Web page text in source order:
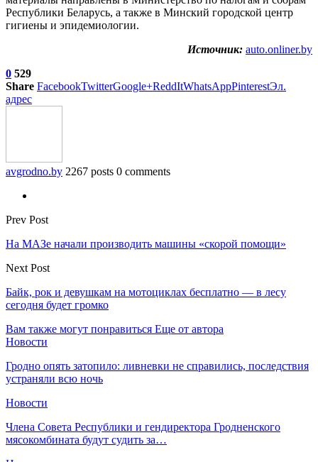
Республики Беларусь, а также в Минский городской центр
гигиены и эпидемиологии.
Источник: auto.onliner.by
0 529
Share FacebookTwitterGoogle+ReddItWhatsAppPinterestЭл.
адрес
avgrodno.by 2267 posts 0 comments
Prev Post
На МАЗе начали производить машины «скорой помощи»
Next Post
Байк, рок и девушкам на мотоциклах бесплатно — в лесу
сегодня будет громко
Вам также могут понравиться Еще от автора
Новости
Гродно опять затопило: ливневки не справились, последствия
устраняли всю ночь
Новости
Члена Совета Республики и гендиректора Гродненского
мясокомбината будут судить за…